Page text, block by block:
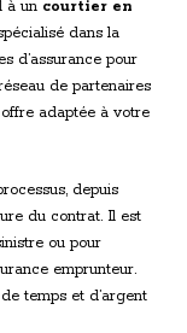
à un courtier en
dans la
d’assurance pour
de partenaires
adaptée à votre
depuis
du contrat. Il est
ou pour
emprunteur.
temps et d’argent